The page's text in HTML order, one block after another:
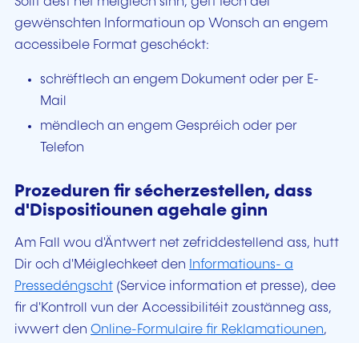
gewënschten Informatioun op Wonsch an engem
accessibele Format geschéckt:
schrëftlech an engem Dokument oder per E-
Mail
mëndlech an engem Gespréich oder per
Telefon
Prozeduren fir sécherzestellen, dass
d'Dispositiounen agehale ginn
Am Fall wou d'Äntwert net zefriddestellend ass, hutt
Dir och d'Méiglechkeet den Informatiouns- a
Pressedéngscht (Service information et presse), dee
fir d'Kontroll vun der Accessibilitéit zoustänneg ass,
iwwert den Online-Formulaire fir Reklamatiounen,